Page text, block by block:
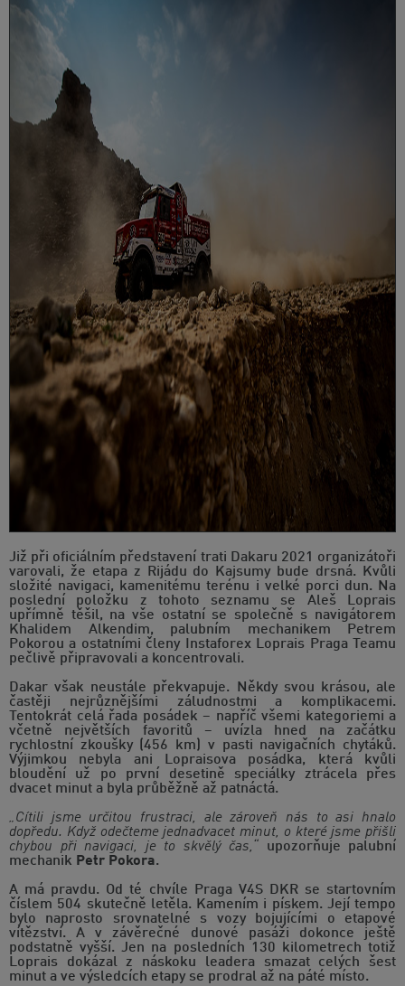
Již při oficiálním představení trati Dakaru 2021 organizátoři
varovali, že etapa z Rijádu do Kajsumy bude drsná. Kvůli
složité navigaci, kamenitému terénu i velké porci dun. Na
poslední položku z tohoto seznamu se Aleš Loprais
upřímně těšil, na vše ostatní se společně s navigátorem
Khalidem Alkendim, palubním mechanikem Petrem
Pokorou a ostatními členy Instaforex Loprais Praga Teamu
pečlivě připravovali a koncentrovali.
Dakar však neustále překvapuje. Někdy svou krásou, ale
častěji nejrůznějšími záludnostmi a komplikacemi.
Tentokrát celá řada posádek – napříč všemi kategoriemi a
včetně největších favoritů – uvízla hned na začátku
rychlostní zkoušky (456 km) v pasti navigačních chytáků.
Výjimkou nebyla ani Lopraisova posádka, která kvůli
bloudění už po první desetině speciálky ztrácela přes
dvacet minut a byla průběžně až patnáctá.
„Cítili jsme určitou frustraci, ale zároveň nás to asi hnalo
dopředu. Když odečteme jednadvacet minut, o které jsme přišli
chybou při navigaci, je to skvělý čas,“
upozorňuje palubní
mechanik Petr Pokora.
A má pravdu. Od té chvíle Praga V4S DKR se startovním
číslem 504 skutečně letěla. Kamením i pískem. Její tempo
bylo naprosto srovnatelné s vozy bojujícími o etapové
vítězství. A v závěrečné dunové pasáži dokonce ještě
podstatně vyšší. Jen na posledních 130 kilometrech totiž
Loprais dokázal z náskoku leadera smazat celých šest
minut a ve výsledcích etapy se prodral až na páté místo.